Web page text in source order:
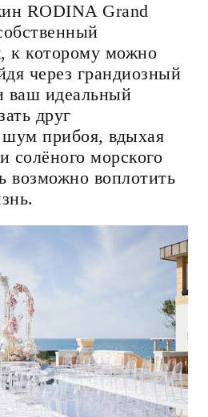
RODINA Grand
к которому можно
через грандиозный
ваш идеальный
друг
прибоя, вдыхая
солёного морского
возможно воплотить